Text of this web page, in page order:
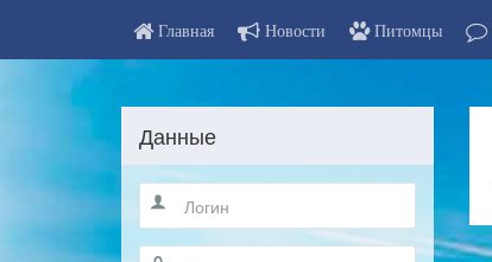
Главная Новости Питомцы
Данные